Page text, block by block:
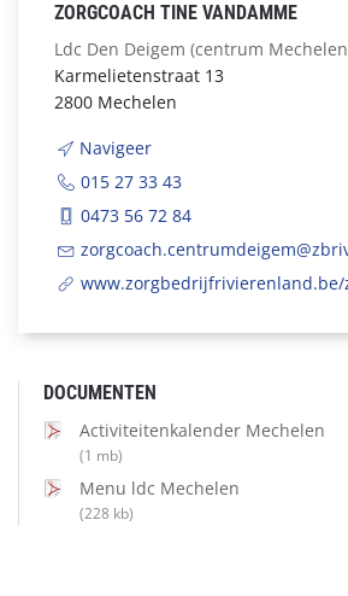
ZORGCOACH TINE VANDAMME
Ldc Den Deigem (centrum
Karmelietenstraat 13
2800 Mechelen
Navigeer
015 27 33 43
0473 56 72 84
www.zorgbedrijfrivierenland.be/
DOCUMENTEN
Activiteitenkalender Mechelen
(1 mb)
Menu ldc Mechelen
(228 kb)